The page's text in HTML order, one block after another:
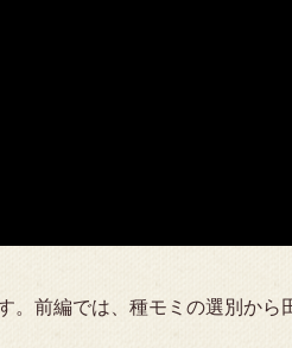
前編では、種モミの選別から